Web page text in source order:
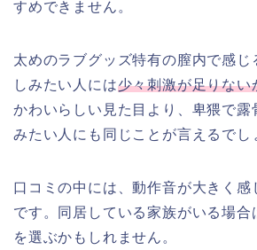
すめできません。
太めのラブグッズ特有の膣内で感じ
しみたい人には少々刺激が足りない
かわいらしい見た目より、卑猥で露
みたい人にも同じことが言えるでし
口コミの中には、動作音が大きく感
です。同居している家族がいる場合
を選ぶかもしれません。